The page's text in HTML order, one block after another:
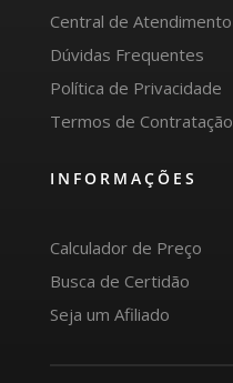
Central de Atendimento
Dúvidas Frequentes
Política de Privacidade
Termos de Contratação
INFORMAÇÕES
Calculador de Preço
Busca de Certidão
Seja um Afiliado